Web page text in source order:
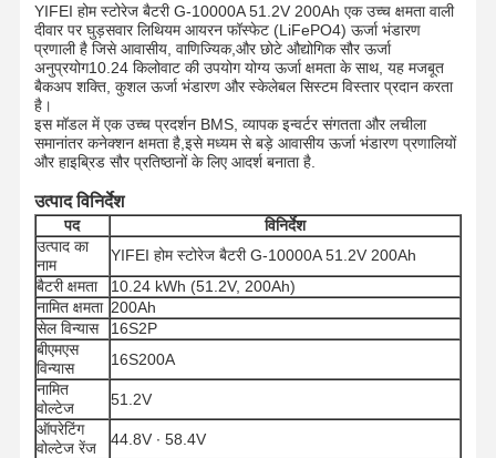
YIFEI होम स्टोरेज बैटरी G-10000A 51.2V 200Ah एक उच्च क्षमता वाली
दीवार पर घुड़सवार लिथियम आयरन फॉस्फेट (LiFePO4) ऊर्जा भंडारण
प्रणाली है जिसे आवासीय, वाणिज्यिक,और छोटे औद्योगिक सौर ऊर्जा
अनुप्रयोग10.24 किलोवाट की उपयोग योग्य ऊर्जा क्षमता के साथ, यह मजबूत
बैकअप शक्ति, कुशल ऊर्जा भंडारण और स्केलेबल सिस्टम विस्तार प्रदान करता
है।
इस मॉडल में एक उच्च प्रदर्शन BMS, व्यापक इन्वर्टर संगतता और लचीला
समानांतर कनेक्शन क्षमता है,इसे मध्यम से बड़े आवासीय ऊर्जा भंडारण प्रणालियों
और हाइब्रिड सौर प्रतिष्ठानों के लिए आदर्श बनाता है.
उत्पाद विनिर्देश
पद
विनिर्देश
उत्पाद का
नाम
YIFEI होम स्टोरेज बैटरी G-10000A 51.2V 200Ah
बैटरी क्षमता
10.24 kWh (51.2V, 200Ah)
नामित क्षमता 200Ah
सेल विन्यास
16S2P
बीएमएस
विन्यास
16S200A
नामित
वोल्टेज
51.2V
ऑपरेटिंग
वोल्टेज रेंज
44.8V ∙ 58.4V